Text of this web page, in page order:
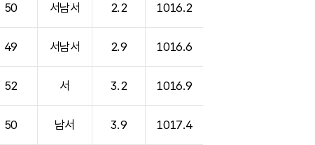
50 서남서 2.2 1016.2
49 서남서 2.9 1016.6
52 서 3.2 1016.9
50 남서 3.9 1017.4